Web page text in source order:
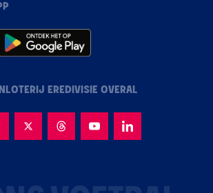
EREDIVISIE OVERAL